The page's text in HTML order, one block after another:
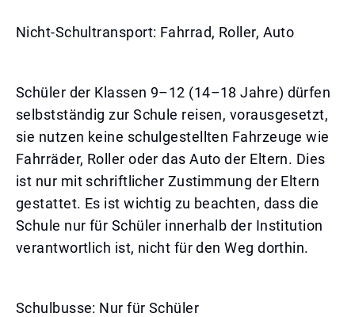
Nicht-Schultransport: Fahrrad, Roller, Auto
Schüler der Klassen 9–12 (14–18 Jahre) dürfen
selbstständig zur Schule reisen, vorausgesetzt,
sie nutzen keine schulgestellten Fahrzeuge wie
Fahrräder, Roller oder das Auto der Eltern. Dies
ist nur mit schriftlicher Zustimmung der Eltern
gestattet. Es ist wichtig zu beachten, dass die
Schule nur für Schüler innerhalb der Institution
verantwortlich ist, nicht für den Weg dorthin.
Schulbusse: Nur für Schüler